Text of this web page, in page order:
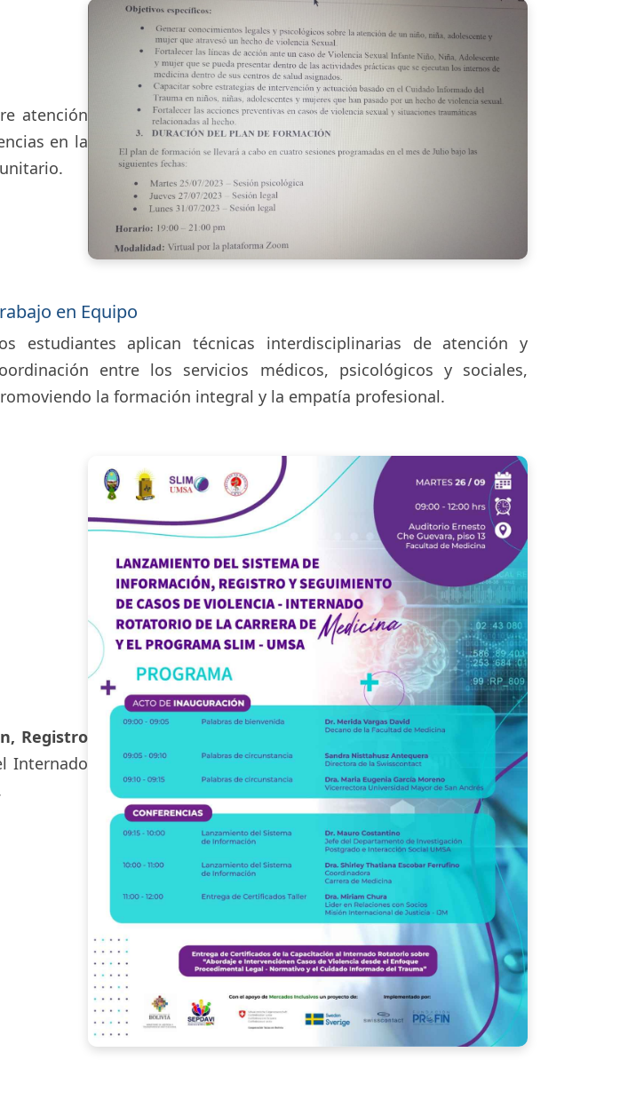
atención
en la
en Equipo
estudiantes aplican técnicas interdisciplinarias de atención y
entre los servicios médicos, psicológicos y sociales,
la formación integral y la empatía profesional.
Registro
Internado